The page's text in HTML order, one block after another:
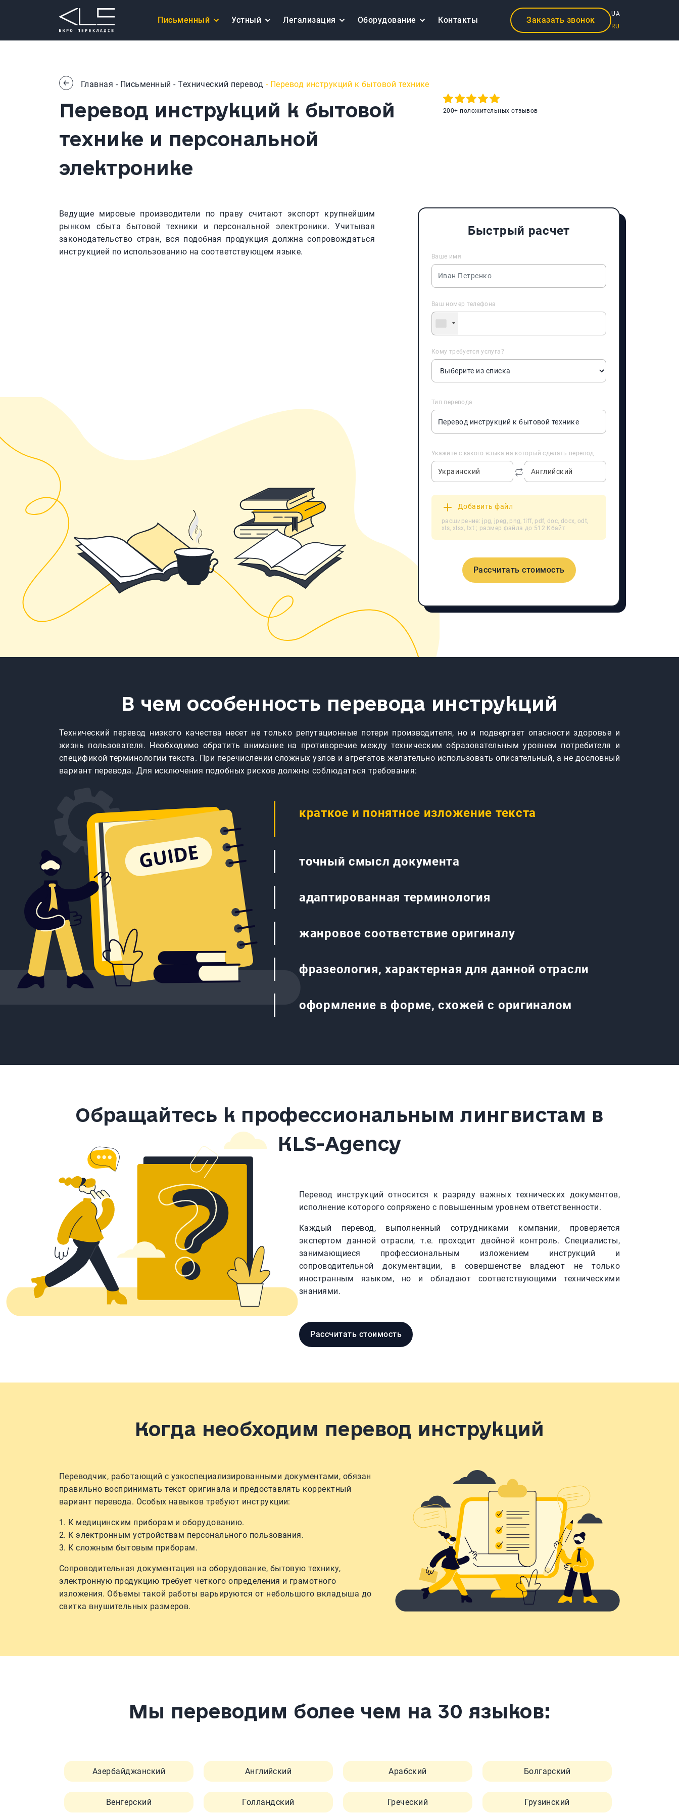
Письменный Устный Легализация Оборудование Контакты Заказать звонок
UA
RU
Главная - Письменный -Технический перевод - Перевод инструкций к бытовой технике
Перевод инструкций к бытовой
технике и персональной
электронике
200+ положительных отзывов
Ведущие мировые производители по праву считают экспорт крупнейшим
рынком сбыта бытовой техники и персональной электроники. Учитывая
законодательство стран, вся подобная продукция должна сопровождаться
инструкцией по использованию на соответствующем языке.
Быстрый расчет
Ваше имя
Ваш номер телефона
Кому требуется услуга?
Тип перевода
Укажите с какого языка на который сделать перевод
Украинский Английский
Добавить файл
расширение: jpg, jpeg, png, tiff, pdf, doc, docx, odt,
xls, xlsx, txt ; размер файла до 512 Кбайт
Рассчитать стоимость
В чем особенность перевода инструкций
Технический перевод низкого качества несет не только репутационные потери производителя, но и подвергает опасности здоровье и
жизнь пользователя. Необходимо обратить внимание на противоречие между техническим образовательным уровнем потребителя и
спецификой терминологии текста. При перечислении сложных узлов и агрегатов желательно использовать описательный, а не дословный
вариант перевода. Для исключения подобных рисков должны соблюдаться требования:
краткое и понятное изложение текста
точный смысл документа
адаптированная терминология
жанровое соответствие оригиналу
фразеология, характерная для данной отрасли
оформление в форме, схожей с оригиналом
Обращайтесь к профессиональным лингвистам в
KLS-Agency
Перевод инструкций относится к разряду важных технических документов,
исполнение которого сопряжено с повышенным уровнем ответственности.
Каждый перевод, выполненный сотрудниками компании, проверяется
экспертом данной отрасли, т.е. проходит двойной контроль. Специалисты,
занимающиеся профессиональным изложением инструкций и
сопроводительной документации, в совершенстве владеют не только
иностранным языком, но и обладают соответствующими техническими
знаниями.
Рассчитать стоимость
Когда необходим перевод инструкций
Переводчик, работающий с узкоспециализированными документами, обязан
правильно воспринимать текст оригинала и предоставлять корректный
вариант перевода. Особых навыков требуют инструкции:
К медицинским приборам и оборудованию.
К электронным устройствам персонального пользования.
К сложным бытовым приборам.
Сопроводительная документация на оборудование, бытовую технику,
электронную продукцию требует четкого определения и грамотного
изложения. Объемы такой работы варьируются от небольшого вкладыша до
свитка внушительных размеров.
Мы переводим более чем на 30 языков:
Азербайджанский Английский Арабский Болгарский
Венгерский Голландский Греческий Грузинский